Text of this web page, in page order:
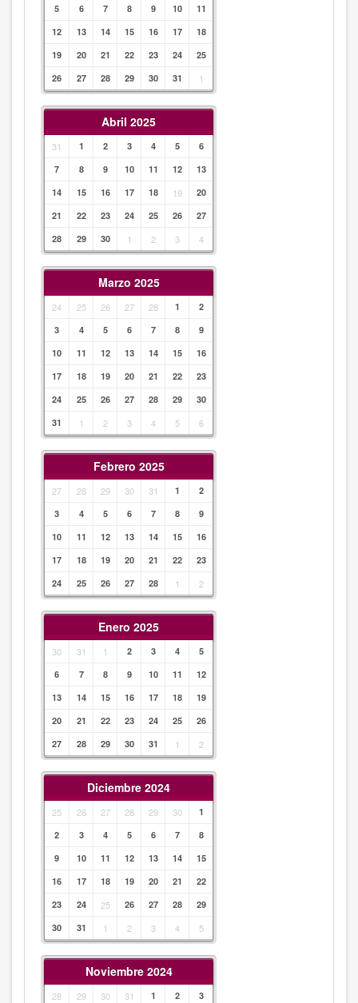
5 6 7 8 9 10
11
12
13 14 15 16 17
18
19
20 21 22 23 24
25
26
27 28 29 30 31 1
Abril 2025
31 1 2 3 4 5
6
7
8 9 10 11 12
13
14
15 16 17 18 19
20
21
22 23 24 25 26
27
28
29 30 1 2 3 4
Marzo 2025
24 25 26 27 28 1
2
3
4 5 6 7 8
9
10
11 12 13 14 15
16
17
18 19 20 21 22
23
24
25 26 27 28 29
30
31
1 2 3 4 5 6
Febrero 2025
27 28 29 30 31 1
2
3
4 5 6 7 8
9
10
11 12 13 14 15
16
17
18 19 20 21 22
23
24
25 26 27 28 1 2
Enero 2025
30 31 1 2 3 4
5
6
7 8 9 10 11
12
13
14 15 16 17 18
19
20
21 22 23 24 25
26
27
28 29 30 31 1 2
Diciembre 2024
25 26 27 28 29 30
1
2
3 4 5 6 7
8
9
10 11 12 13 14
15
16
17 18 19 20 21
22
23
24 25 26 27 28
29
30
31 1 2 3 4 5
Noviembre 2024
28 29 30 31 1 2
3